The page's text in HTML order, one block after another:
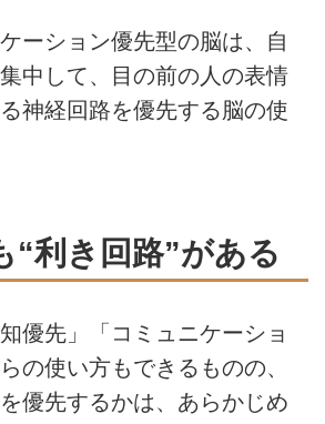
ーション優先型の脳は、自
中して、目の前の人の表情
神経回路を優先する脳の使
“利き回路”がある
優先」「コミュニケーショ
の使い方もできるものの、
優先するかは、あらかじめ